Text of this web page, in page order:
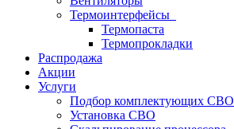
Термоинтерфейсы
Термопаста
Термопрокладки
Распродажа
Акции
Услуги
Подбор комплектующих СВО
Установка СВО